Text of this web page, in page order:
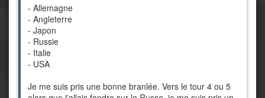
- Allemagne
- Angleterre
- Japon
- Russie
- Italie
- USA
Je me suis pris une bonne branlée. Vers le tour 4 ou 5